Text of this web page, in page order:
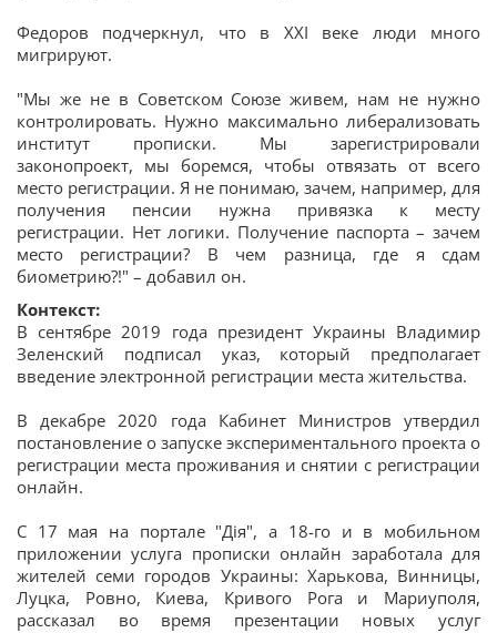
Федоров подчеркнул, что в XXI веке люди много
мигрируют.
"Мы же не в Советском Союзе живем, нам не нужно
контролировать. Нужно максимально либерализовать
институт прописки. Мы зарегистрировали
законопроект, мы боремся, чтобы отвязать от всего
место регистрации. Я не понимаю, зачем, например, для
получения пенсии нужна привязка к месту
регистрации. Нет логики. Получение паспорта – зачем
место регистрации? В чем разница, где я сдам
биометрию?!" – добавил он.
Контекст:
В сентябре 2019 года президент Украины Владимир
Зеленский подписал указ, который предполагает
введение электронной регистрации места жительства.
В декабре 2020 года Кабинет Министров утвердил
постановление о запуске экспериментального проекта о
регистрации места проживания и снятии с регистрации
онлайн.
С 17 мая на портале "Дія", а 18-го и в мобильном
приложении услуга прописки онлайн заработала для
жителей семи городов Украины: Харькова, Винницы,
Луцка, Ровно, Киева, Кривого Рога и Мариуполя,
рассказал во время презентации новых услуг